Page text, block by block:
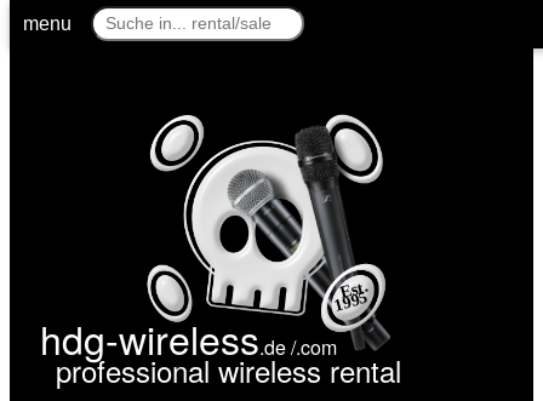
menu
hdg-wireless.de /.com
professional wireless rental
Est.
1995